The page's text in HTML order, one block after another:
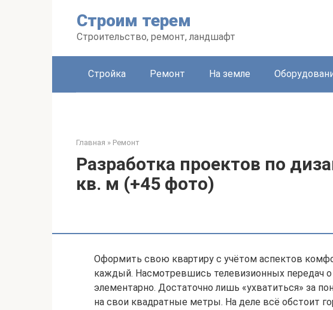
Строим терем
Строительство, ремонт, ландшафт
Стройка Ремонт На земле
Главная » Ремонт
Разработка проектов по
кв. м (+45 фото)
Оформить свою квартиру с учётом аспектов
каждый. Насмотревшись телевизионных передач
элементарно. Достаточно лишь «ухватиться» за
на свои квадратные метры. На деле всё обстоит